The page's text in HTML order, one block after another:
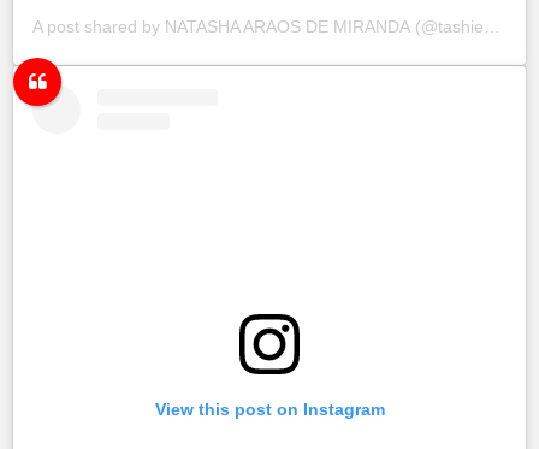
A post shared by NATASHA ARAOS DE MIRANDA (@tashie_net) on
View this post on Instagram